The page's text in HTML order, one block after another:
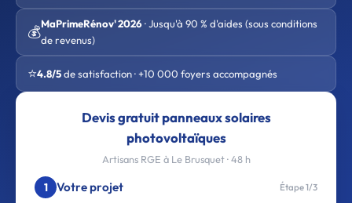
💰MaPrimeRénov' 2026· Jusqu'à 90 % d'aides (sous conditions
de revenus)
⭐4.8/5de satisfaction · +10 000 foyers accompagnés
Devis gratuit panneaux solaires
photovoltaïques
Artisans RGE à Le Brusquet · 48 h
1 Votre projet Étape 1/3